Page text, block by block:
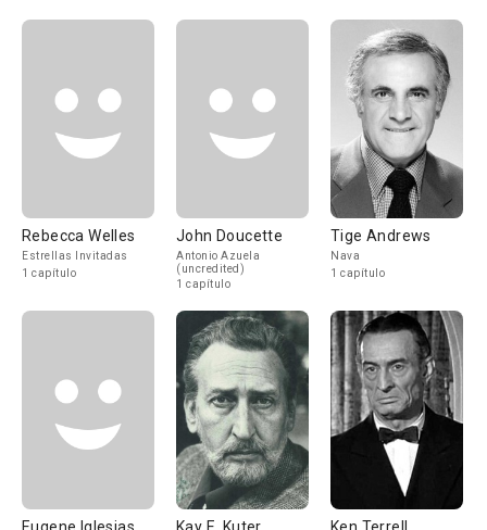
Rebecca Welles
Estrellas Invitadas
1 capítulo
John Doucette
Antonio Azuela
(uncredited)
1 capítulo
Tige Andrews
Nava
1 capítulo